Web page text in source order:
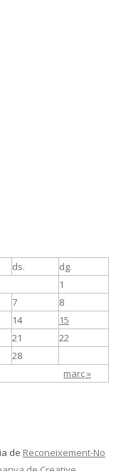
ds. dg.
març »
1
7
8
14
15
21
22
28
de Reconeixement-No